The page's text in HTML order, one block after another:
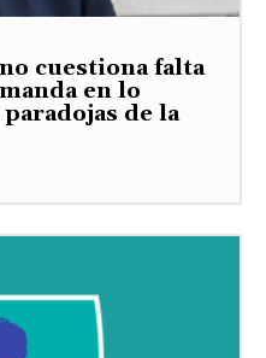
cuestiona falta
en lo
de la